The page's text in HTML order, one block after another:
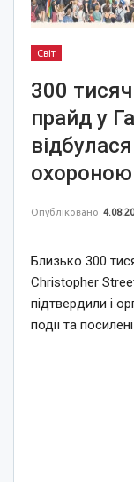
Світ
300
прайд у
охороною
Опубліковано
Близько 300
Christopher
підтвердили і
події та